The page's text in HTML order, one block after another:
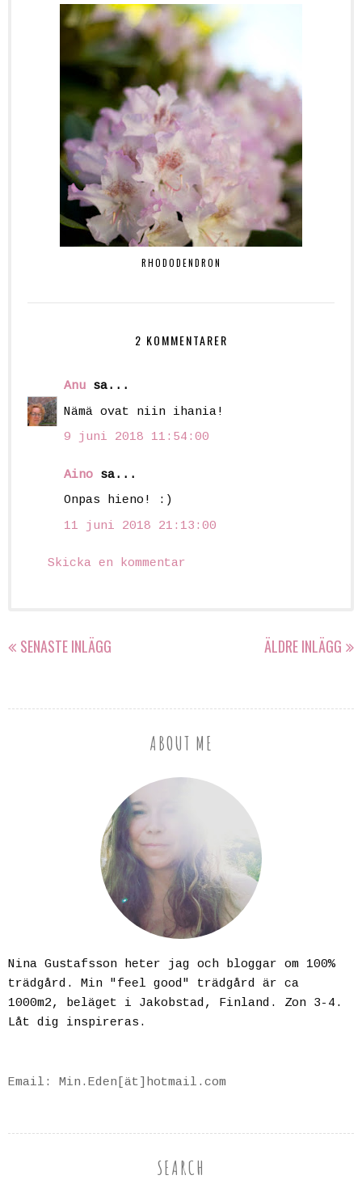
RHODODENDRON
2 KOMMENTARER
Anu sa...
Nämä ovat niin ihania!
9 juni 2018 11:54:00
Aino sa...
Onpas hieno! :)
11 juni 2018 21:13:00
Skicka en kommentar
SENASTE INLÄGG ÄLDRE INLÄGG
ABOUT ME
Nina Gustafsson heter jag och bloggar om 100%
trädgård. Min "feel good" trädgård är ca
1000m2, beläget i Jakobstad, Finland. Zon 3-4.
Låt dig inspireras.
Email: Min.Eden[ät]hotmail.com
SEARCH